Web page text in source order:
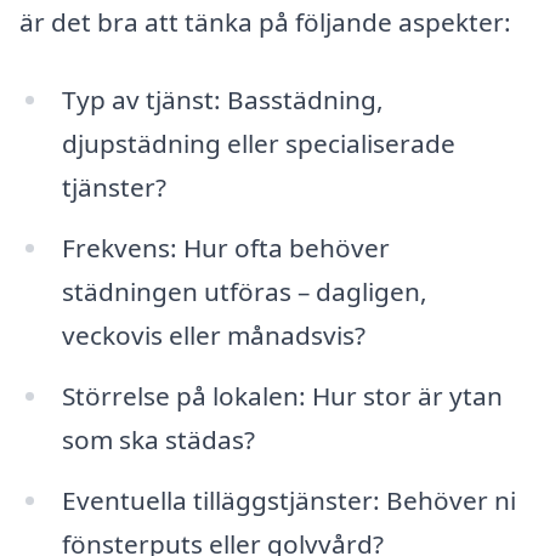
är det bra att tänka på följande aspekter:
Typ av tjänst: Basstädning,
djupstädning eller specialiserade
tjänster?
Frekvens: Hur ofta behöver
städningen utföras – dagligen,
veckovis eller månadsvis?
Störrelse på lokalen: Hur stor är ytan
som ska städas?
Eventuella tilläggstjänster: Behöver ni
fönsterputs eller golvvård?